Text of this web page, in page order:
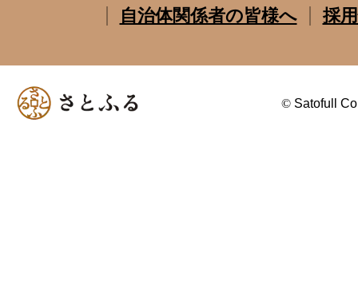
自治体関係者の皆様へ
採
© Satofull